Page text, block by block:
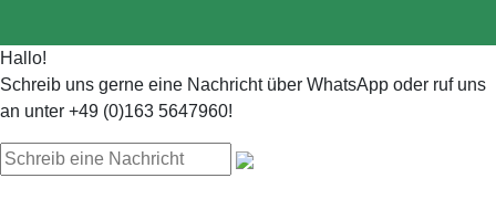
Hallo!
Schreib uns gerne eine Nachricht über WhatsApp oder ruf uns
an unter +49 (0)163 5647960!